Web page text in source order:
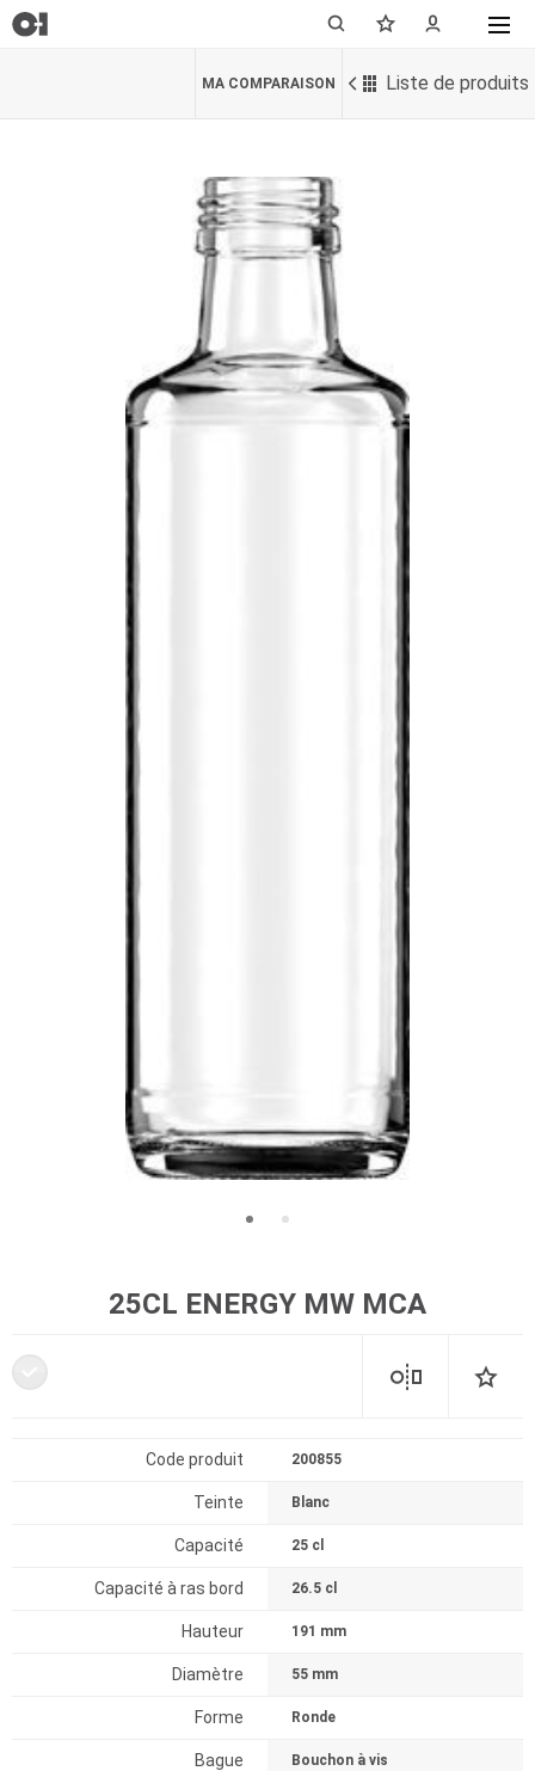
Liste de produits
MA COMPARAISON
25CL ENERGY MW MCA
Code produit 200855
Teinte Blanc
Capacité 25 cl
Capacité à ras bord 26.5 cl
Hauteur 191 mm
Diamètre 55 mm
Forme Ronde
Bague Bouchon à vis